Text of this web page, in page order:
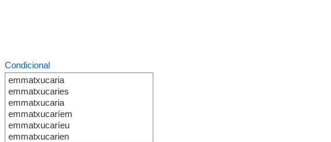
Condicional
emmatxucaria
emmatxucaries
emmatxucaria
emmatxucaríem
emmatxucaríeu
emmatxucarien